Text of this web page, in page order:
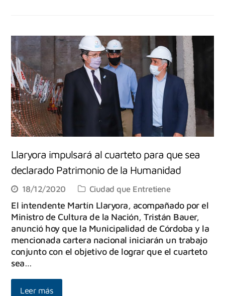
Llaryora impulsará al cuarteto para que sea
declarado Patrimonio de la Humanidad
18/12/2020 Ciudad que Entretiene
El intendente Martín Llaryora, acompañado por el
Ministro de Cultura de la Nación, Tristán Bauer,
anunció hoy que la Municipalidad de Córdoba y la
mencionada cartera nacional iniciarán un trabajo
conjunto con el objetivo de lograr que el cuarteto
sea…
Leer más